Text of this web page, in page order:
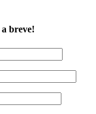
breve!